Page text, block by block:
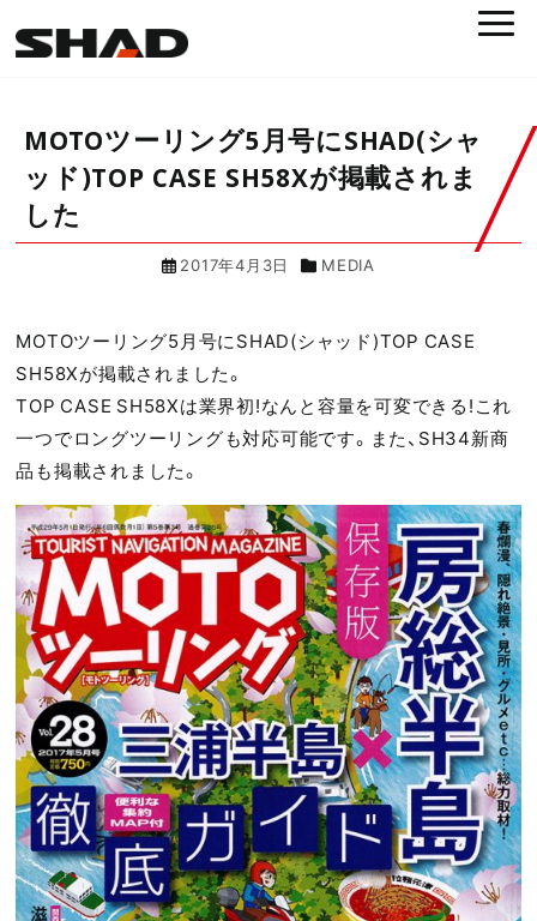
MOTOツーリング5月号にSHAD(シャ
ッド)TOP CASE SH58Xが掲載されま
した
2017年4月3日 MEDIA
MOTOツーリング5月号にSHAD(シャッド)TOP CASE
SH58Xが掲載されました。
TOP CASE SH58Xは業界初!なんと容量を可変できる!これ
一つでロングツーリングも対応可能です。また、SH34新商
品も掲載されました。